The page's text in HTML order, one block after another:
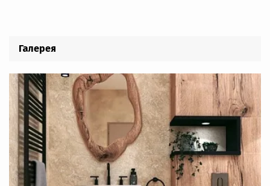
Галерея